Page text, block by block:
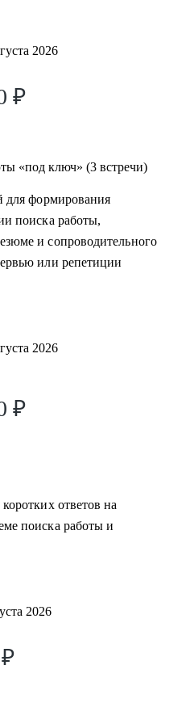
переговоры по повышению
так и на собеседованиях.
ИПР с учетом бизнес-
в процессе
от линейных позиций до
devops, проектные и
маркетинга,
уровень карьеры,
изменении траектории
карьерного развития,
проработать
2026
₽
«под ключ» (3 встречи)
для формирования
поиска работы,
и сопроводительного
или репетиции
2026
₽
ответов на
поиска работы и
2026
₽